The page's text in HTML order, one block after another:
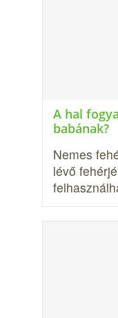
A hal
babának?
Nemes
lévő